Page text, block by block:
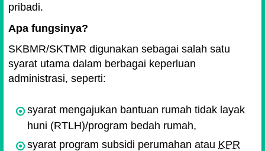
pribadi.
Apa fungsinya?
SKBMR/SKTMR digunakan sebagai salah satu
syarat utama dalam berbagai keperluan
administrasi, seperti:
syarat mengajukan bantuan rumah tidak layak
huni (RTLH)/program bedah rumah,
syarat program subsidi perumahan atau KPR